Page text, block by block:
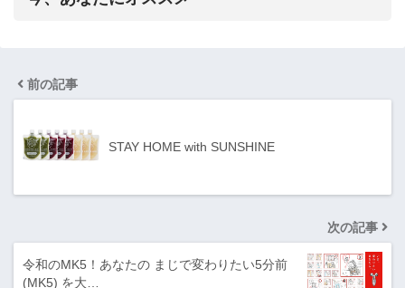
前の記事
STAY HOME with SUNSHINE
次の記事
令和のMK5！あなたの まじで変わりたい5分前
(MK5) を大…